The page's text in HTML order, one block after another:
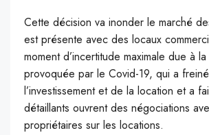
Cette décision va inonder le marché
est présente avec des locaux
moment d’incertitude maximale due à
provoquée par le Covid-19, qui a
l’investissement et de la location et a
détaillants ouvrent des négociations
propriétaires sur les locations.